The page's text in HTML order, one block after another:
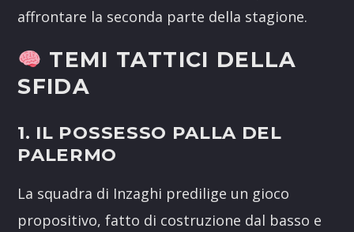
affrontare la seconda parte della stagione.
TEMI TATTICI DELLA
SFIDA
1. IL POSSESSO PALLA DEL
PALERMO
La squadra di Inzaghi predilige un gioco
propositivo, fatto di costruzione dal basso e